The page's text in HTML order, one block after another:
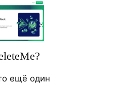
ещё один